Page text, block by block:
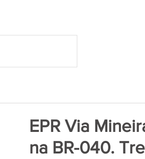
EPR Via
na BR-040.